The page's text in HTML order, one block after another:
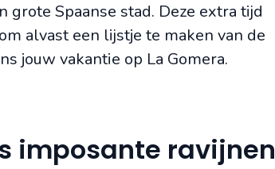
grote Spaanse stad. Deze extra tijd
alvast een lijstje te maken van de
jouw vakantie op La Gomera.
imposante ravijnen